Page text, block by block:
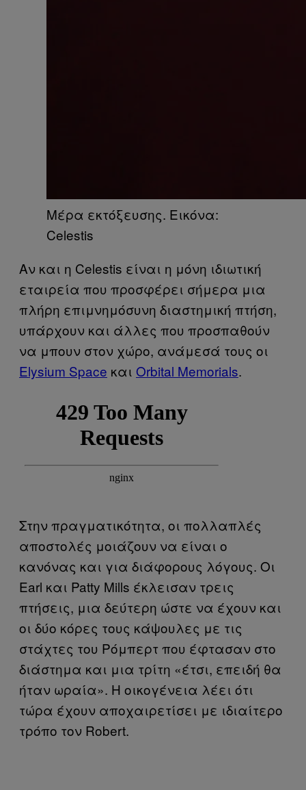
Μέρα εκτόξευσης. Εικόνα:
Celestis
Αν και η Celestis είναι η μόνη ιδιωτική
εταιρεία που προσφέρει σήμερα μια
πλήρη επιμνημόσυνη διαστημική πτήση,
υπάρχουν και άλλες που προσπαθούν
να μπουν στον χώρο, ανάμεσά τους οι
Elysium Space και Orbital Memorials.
Στην πραγματικότητα, οι πολλαπλές
αποστολές μοιάζουν να είναι ο
κανόνας και για διάφορους λόγους. Οι
Earl και Patty Mills έκλεισαν τρεις
πτήσεις, μια δεύτερη ώστε να έχουν και
οι δύο κόρες τους κάψουλες με τις
στάχτες του Ρόμπερτ που έφτασαν στο
διάστημα και μια τρίτη «έτσι, επειδή θα
ήταν ωραία». Η οικογένεια λέει ότι
τώρα έχουν αποχαιρετίσει με ιδιαίτερο
τρόπο τον Robert.